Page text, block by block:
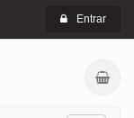
Entrar